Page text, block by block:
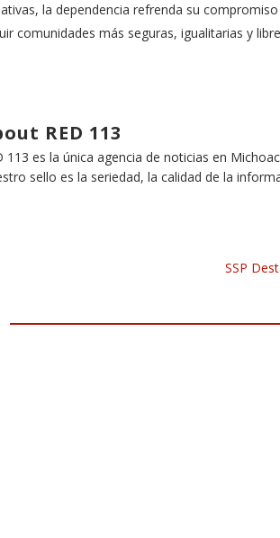
la dependencia refrenda su
comunidades más seguras, igualitarias y
RED 113
113 es la única agencia de noticias en
sello es la seriedad, la calidad de la
SSP